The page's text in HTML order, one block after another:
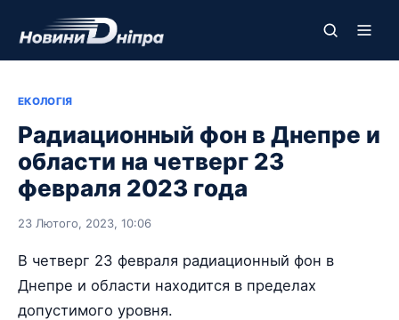
ЕКОЛОГІЯ
Радиационный фон в Днепре и
области на четверг 23
февраля 2023 года
23 Лютого, 2023, 10:06
В четверг 23 февраля радиационный фон в
Днепре и области находится в пределах
допустимого уровня.